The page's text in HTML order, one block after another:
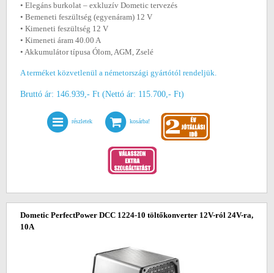
• Elegáns burkolat – exkluzív Dometic tervezés
• Bemeneti feszültség (egyenáram) 12 V
• Kimeneti feszültség 12 V
• Kimeneti áram 40.00 A
• Akkumulátor típusa Ólom, AGM, Zselé
A terméket közvetlenül a németországi gyártótól rendeljük.
Bruttó ár: 146.939,- Ft (Nettó ár: 115.700,- Ft)
részletek kosárba!
Dometic PerfectPower DCC 1224-10 töltőkonverter 12V-ról 24V-ra,
10A